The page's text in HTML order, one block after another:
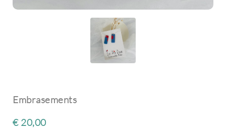
Embrasements
€20,00